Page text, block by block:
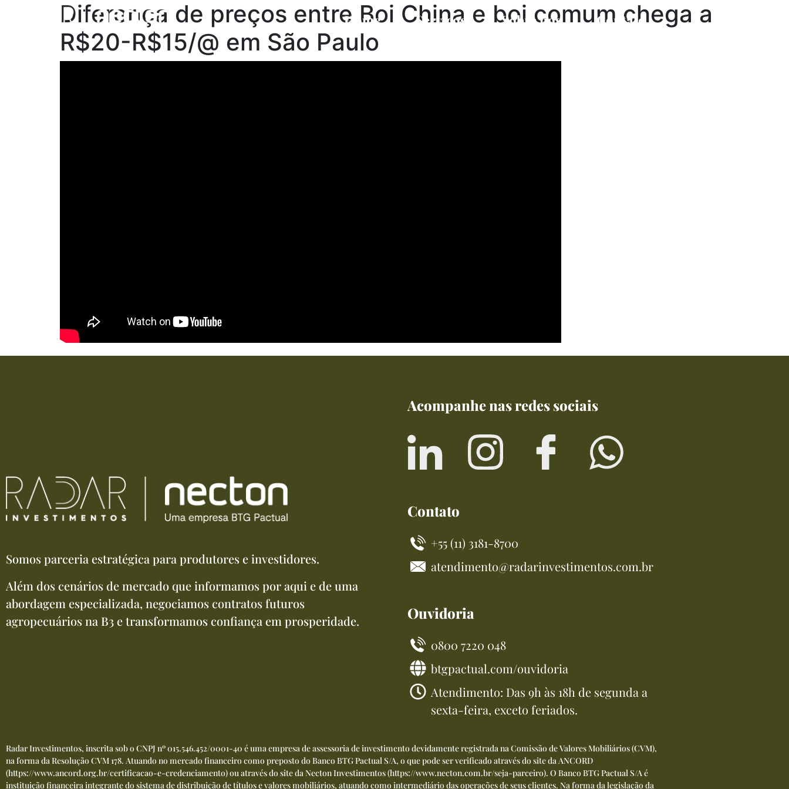
Home Serviços Sobre nós Contato
Diferença de preços entre Boi China e boi comum chega a
R$20-R$15/@ em São Paulo
Somos parceria estratégica para produtores e investidores.
Além dos cenários de mercado que informamos por aqui e de uma
abordagem especializada, negociamos contratos futuros
agropecuários na B3 e transformamos confiança em prosperidade.
Acompanhe nas redes sociais
Contato
+55 (11) 3181-8700
atendimento@radarinvestimentos.com.br
Ouvidoria
0800 7220 048
btgpactual.com/ouvidoria
Atendimento: Das 9h às 18h de segunda a
sexta-feira, exceto feriados.
Radar Investimentos, inscrita sob o CNPJ nº 015.546.452/0001-40 é uma empresa de assessoria de investimento devidamente registrada na Comissão de Valores Mobiliários (CVM),
na forma da Resolução CVM 178. Atuando no mercado financeiro como preposto do Banco BTG Pactual S/A, o que pode ser verificado através do site da ANCORD
(https://www.ancord.org.br/certificacao-e-credenciamento) ou através do site da Necton Investimentos (https://www.necton.com.br/seja-parceiro). O Banco BTG Pactual S/A é
instituição financeira integrante do sistema de distribuição de títulos e valores mobiliários, atuando como intermediário das operações de seus clientes. Na forma da legislação da